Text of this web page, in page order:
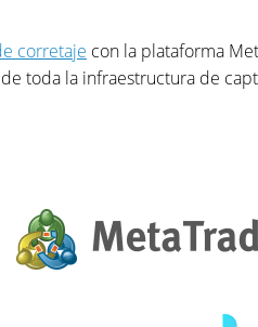
corretaje con la plataforma
toda la infraestructura de